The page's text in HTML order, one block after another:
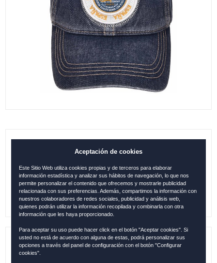
GORRA ESPAÑA SELLO DENIM AZUL-
15.95€
Referencia: ESP12277
Aceptación de cookies
Este Sitio Web utiliza cookies propias y de terceros para elaborar
información estadística y analizar sus hábitos de navegación, lo que nos
permite personalizar el contenido que ofrecemos y mostrarle publicidad
relacionada con sus preferencias. Además, compartimos la información con
nuestros colaboradores de redes sociales, publicidad y análisis web,
quienes podrán utilizar la información recopilada y combinarla con otra
información que les haya proporcionado.
Para aceptar su uso puede hacer click en el botón "Aceptar cookies". Si
usted no está de acuerdo con alguna de estas, podrá personalizar sus
opciones a través del panel de configuración con el botón "Configurar
cookies".